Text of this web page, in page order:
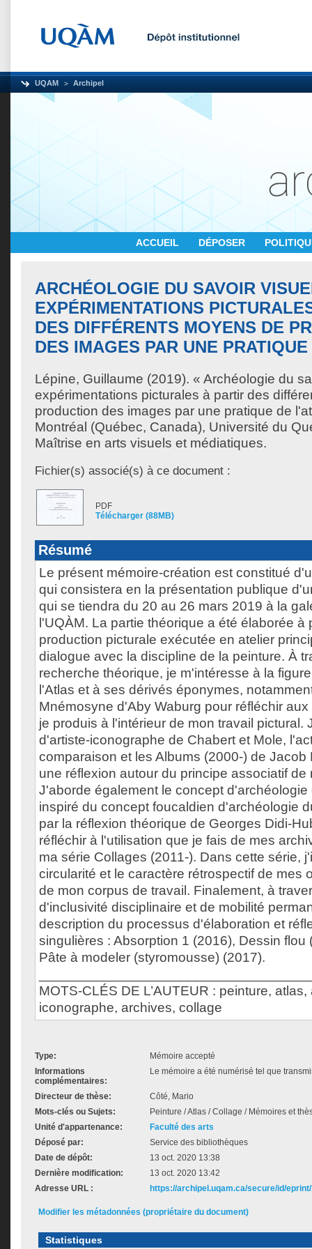
UQAM Archipel
ACCUEIL DÉPOSER
ARCHÉOLOGIE DU SAVOIR
EXPÉRIMENTATIONS
DES DIFFÉRENTS MOYENS DE
DES IMAGES PAR UNE
Lépine, Guillaume (2019). « Archéologie du
expérimentations picturales à partir des
production des images par une pratique de
Montréal (Québec, Canada), Université du
Maîtrise en arts visuels et médiatiques.
Fichier(s) associé(s) à ce document :
PDF
Télécharger (88MB)
Résumé
Le présent mémoire-création est constitué
qui consistera en la présentation publique
qui se tiendra du 20 au 26 mars 2019 à la
l'UQÀM. La partie théorique a été élaborée à
production picturale exécutée en atelier
dialogue avec la discipline de la peinture. À
recherche théorique, je m'intéresse à la
l'Atlas et à ses dérivés éponymes,
Mnémosyne d'Aby Waburg pour réfléchir
je produis à l'intérieur de mon travail pictural.
d'artiste-iconographe de Chabert et Mole,
comparaison et les Albums (2000-) de Jacob
une réflexion autour du principe associatif de
J'aborde également le concept
inspiré du concept foucaldien d'archéologie
par la réflexion théorique de Georges Didi-
réfléchir à l'utilisation que je fais de mes
ma série Collages (2011-). Dans cette série,
circularité et le caractère rétrospectif de mes
de mon corpus de travail. Finalement, à
d'inclusivité disciplinaire et de mobilité
description du processus d'élaboration et
singulières : Absorption 1 (2016), Dessin flou
Pâte à modeler (styromousse) (2017).
MOTS-CLÉS DE L’AUTEUR : peinture,
iconographe, archives, collage
Type:
Mémoire accepté
Informations
complémentaires:
Le mémoire a été numérisé tel que
Directeur de thèse:
Côté, Mario
Mots-clés ou Sujets:
Peinture / Atlas / Collage / Mémoires et
Unité d'appartenance:
Faculté des arts
Déposé par:
Service des bibliothèques
Date de dépôt:
13 oct. 2020 13:38
Dernière modification:
13 oct. 2020 13:42
Adresse URL :
https://archipel.uqam.ca/secure/id/
Modifier les métadonnées (propriétaire du document)
Statistiques